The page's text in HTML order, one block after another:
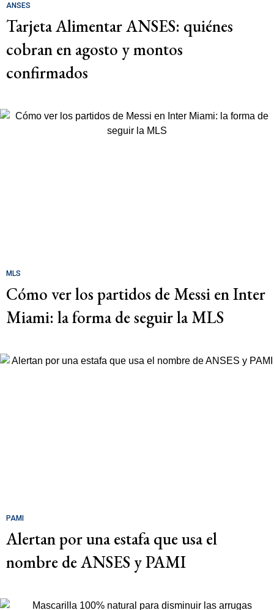
ANSES
Tarjeta Alimentar ANSES: quiénes
cobran en agosto y montos
confirmados
MLS
Cómo ver los partidos de Messi en Inter
Miami: la forma de seguir la MLS
PAMI
Alertan por una estafa que usa el
nombre de ANSES y PAMI